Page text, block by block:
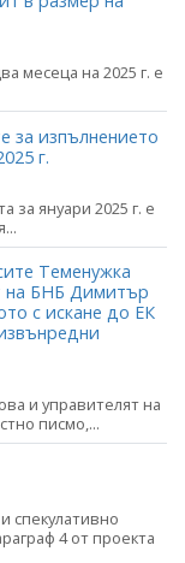
месеца на 2025 г. е
за изпълнението
г.
януари 2025 г. е
Теменужка
на БНБ Димитър
с искане до ЕК
и управителят на
писмо,...
спекулативно
4 от проекта